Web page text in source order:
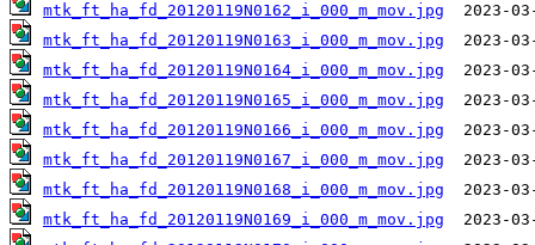
mtk_ft_ha_fd_20120119N0162_i_000_m_mov.jpg
mtk_ft_ha_fd_20120119N0163_i_000_m_mov.jpg
mtk_ft_ha_fd_20120119N0164_i_000_m_mov.jpg
mtk_ft_ha_fd_20120119N0165_i_000_m_mov.jpg
mtk_ft_ha_fd_20120119N0166_i_000_m_mov.jpg
mtk_ft_ha_fd_20120119N0167_i_000_m_mov.jpg
mtk_ft_ha_fd_20120119N0168_i_000_m_mov.jpg
mtk_ft_ha_fd_20120119N0169_i_000_m_mov.jpg